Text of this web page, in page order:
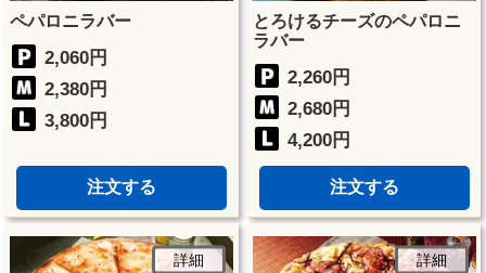
ペパロニラバー
2,060円
2,380円
3,800円
注文する
とろけるチーズのペパロニ
ラバー
2,260円
2,680円
4,200円
注文する
詳細 詳細